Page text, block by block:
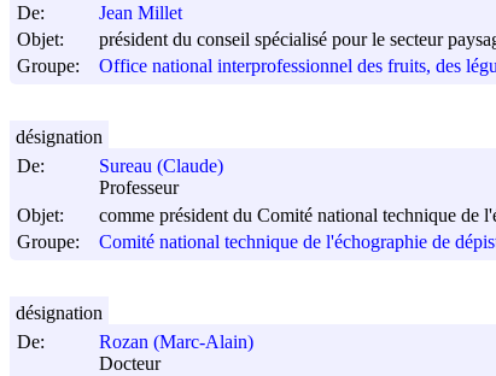
De:
Jean Millet
Objet:
président du conseil spécialisé pour le secteur
Groupe:
Office national interprofessionnel des fruits, des
De:
Sureau (Claude)
Professeur
Objet:
comme président du Comité national technique de
Groupe:
Comité national technique de l'échographie de
désignation
De:
Rozan (Marc-Alain)
Docteur
désignation